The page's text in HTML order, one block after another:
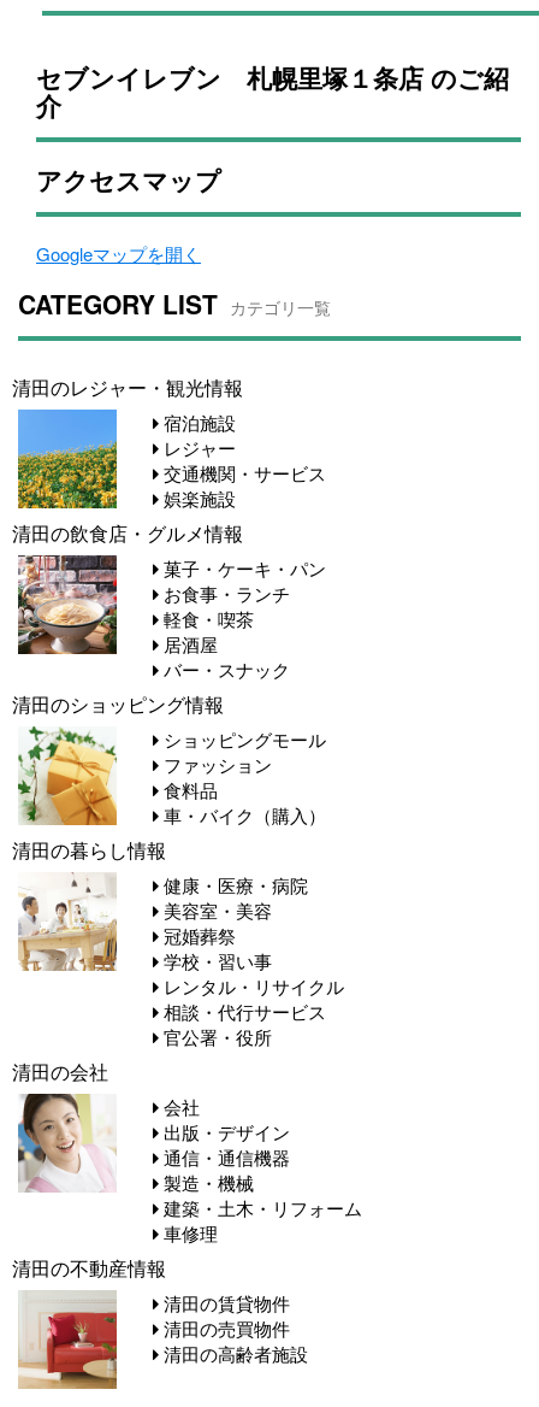
セブンイレブン 札幌里塚１条店 のご紹
介
アクセスマップ
Googleマップを開く
CATEGORY LIST カテゴリ一覧
清田のレジャー・観光情報
宿泊施設
レジャー
交通機関・サービス
娯楽施設
清田の飲食店・グルメ情報
菓子・ケーキ・パン
お食事・ランチ
軽食・喫茶
居酒屋
バー・スナック
清田のショッピング情報
ショッピングモール
ファッション
食料品
車・バイク（購入）
清田の暮らし情報
健康・医療・病院
美容室・美容
冠婚葬祭
学校・習い事
レンタル・リサイクル
相談・代行サービス
官公署・役所
清田の会社
会社
出版・デザイン
通信・通信機器
製造・機械
建築・土木・リフォーム
車修理
清田の不動産情報
清田の賃貸物件
清田の売買物件
清田の高齢者施設